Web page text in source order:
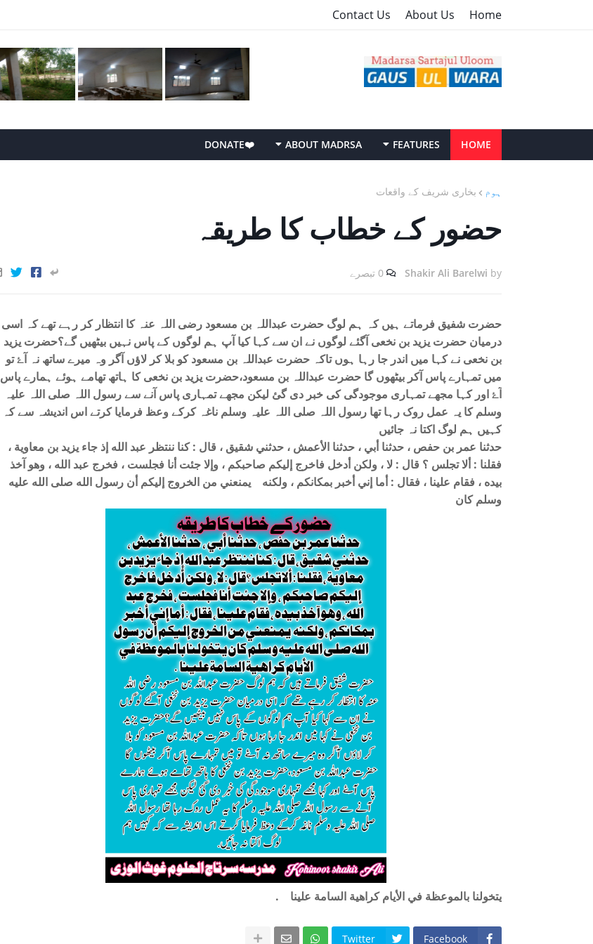
Home
About Us
Contact Us
HOME
FEATURES
ABOUT MADRSA
❤️DONATE
ہوم بخاری شریف ‏کے ‏واقعات
حضور کے ‏خطاب ‏کا ‏طریقہ
by
Shakir Ali Barelwi 0 تبصرے
حضرت شفیق فرماتے ہیں کہ ہم لوگ حضرت عبداللہ بن مسعود رضی اللہ عنہ کا انتظار کر رہے تھے کہ اسی
درمیان حضرت یزید بن نخعی آگئے لوگوں نے ان سے کہا کیا آپ ہم لوگوں کے پاس نہیں بیٹھیں گے؟حضرت یزید
بن نخعی نے کہا میں اندر جا رہا ہوں تاکہ حضرت عبداللہ بن مسعود کو بلا کر لاؤں آگر وہ میرے ساتھ نہ آۓ تو
میں تمہارے پاس آکر بیٹھوں گا حضرت عبداللہ بن مسعود،حضرت یزید بن نخعی کا ہاتھ تھامے ہوئے ہمارے پاس
آۓ اور کہا مجھے تمہاری موجودگی کی خبر دی گئ لیکن مجھے تمہاری پاس آنے سے رسول اللہ صلی اللہ علیہ
وسلم کا یہ عمل روک رہا تھا رسول اللہ صلی اللہ علیہ وسلم ناغہ کرکے وعظ فرمایا کرتے اس اندیشہ سے کہ
کہیں ہم لوگ اکتا نہ جائیں
حدثنا عمر بن حفص ، حدثنا أبي ، حدثنا الأعمش ، حدثني شقيق ، قال : كنا ننتظر عبد الله إذ جاء يزيد بن معاوية ،
فقلنا : ألا تجلس ؟ قال : لا ، ولكن أدخل فاخرج إليكم صاحبكم ، وإلا جئت أنا فجلست ، فخرج عبد الله ، وهو آخذ
بيده ، فقام علينا ، فقال : أما إني أخبر بمكانكم ، ولكنه يمنعني من الخروج إليكم أن رسول الله صلى الله عليه
وسلم كان
يتخولنا بالموعظة في الأيام كراهية السامة علينا .
Facebook
Twitter